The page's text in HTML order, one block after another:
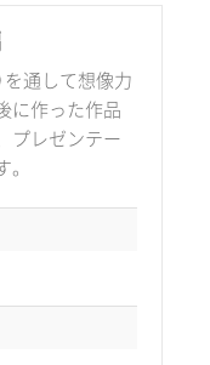
を通して想像力
に作った作品
プレゼンテー
。